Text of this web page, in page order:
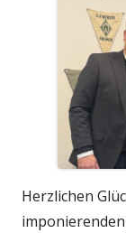
Herzlichen